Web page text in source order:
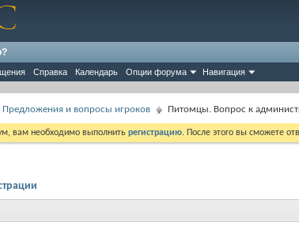
Справка Календарь Опции форума Навигация
Предложения и вопросы игроков Питомцы. Вопрос к
вам необходимо выполнить регистрацию. После этого вы сможете